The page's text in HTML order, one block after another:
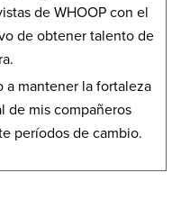
de WHOOP con el
de obtener talento de
a mantener la fortaleza
de mis compañeros
períodos de cambio.